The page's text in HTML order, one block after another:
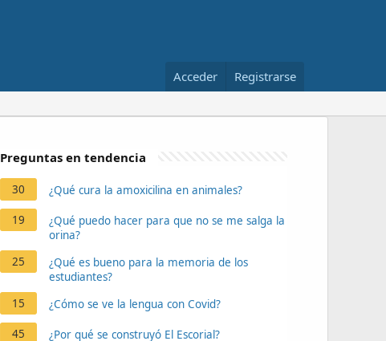
Acceder Registrarse
Preguntas en tendencia
30 ¿Qué cura la amoxicilina en animales?
19
¿Qué puedo hacer para que no se me salga la
orina?
25
¿Qué es bueno para la memoria de los
estudiantes?
15
¿Cómo se ve la lengua con Covid?
45 ¿Por qué se construyó El Escorial?